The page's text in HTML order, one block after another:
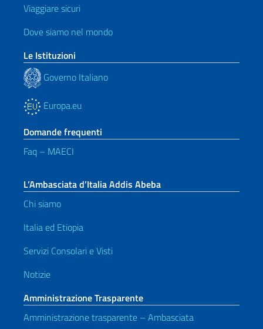
Viaggiare sicuri
Dove siamo nel mondo
Le Istituzioni
Governo Italiano
Europa.eu
Domande frequenti
Faq – MAECI
L’Ambasciata d’Italia Addis Abeba
Chi siamo
Italia ed Etiopia
Servizi Consolari e Visti
Notizie
Amministrazione Trasparente
Amministrazione trasparente – Ambasciata